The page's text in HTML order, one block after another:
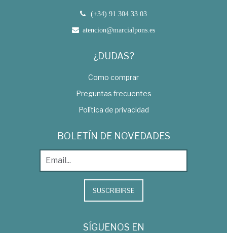
(+34) 91 304 33 03
atencion@marcialpons.es
¿DUDAS?
Como comprar
Preguntas frecuentes
Política de privacidad
BOLETÍN DE NOVEDADES
SUSCRIBIRSE
SÍGUENOS EN